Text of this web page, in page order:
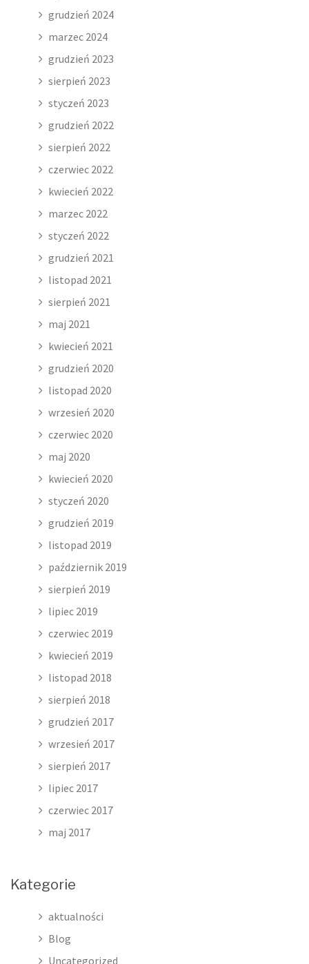
grudzień 2024
marzec 2024
grudzień 2023
sierpień 2023
styczeń 2023
grudzień 2022
sierpień 2022
czerwiec 2022
kwiecień 2022
marzec 2022
styczeń 2022
grudzień 2021
listopad 2021
sierpień 2021
maj 2021
kwiecień 2021
grudzień 2020
listopad 2020
wrzesień 2020
czerwiec 2020
maj 2020
kwiecień 2020
styczeń 2020
grudzień 2019
listopad 2019
październik 2019
sierpień 2019
lipiec 2019
czerwiec 2019
kwiecień 2019
listopad 2018
sierpień 2018
grudzień 2017
wrzesień 2017
sierpień 2017
lipiec 2017
czerwiec 2017
maj 2017
Kategorie
aktualności
Blog
Uncategorized